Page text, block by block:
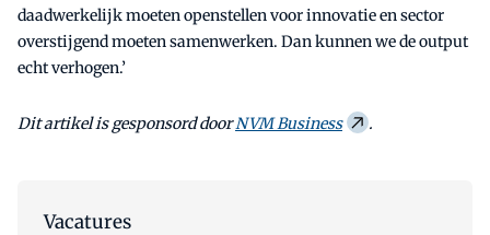
daadwerkelijk moeten openstellen voor innovatie en sector
overstijgend moeten samenwerken. Dan kunnen we de output
echt verhogen.’
Dit artikel is gesponsord doorNVM Business .
Vacatures